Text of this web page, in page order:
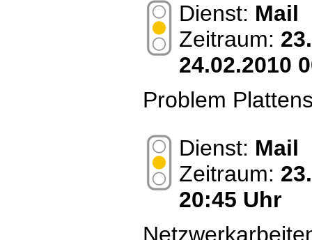
Dienst: Mail
Zeitraum:
24.02.2010
Problem
Dienst: Mail
Zeitraum:
20:45 Uhr